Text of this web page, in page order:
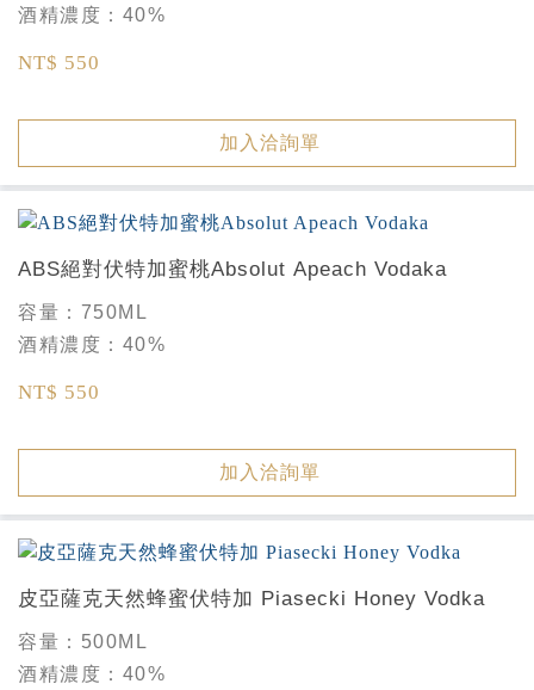
酒精濃度： 40%
NT$ 550
加入洽詢單
ABS絕對伏特加蜜桃Absolut Apeach Vodaka
容量： 750ML
酒精濃度： 40%
NT$ 550
加入洽詢單
皮亞薩克天然蜂蜜伏特加 Piasecki Honey Vodka
容量： 500ML
酒精濃度： 40%